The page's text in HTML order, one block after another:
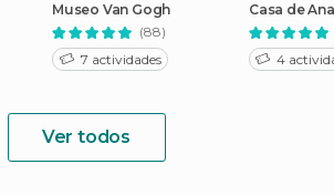
Museo Van Gogh
(88)
7 actividades
Casa de
4
Ver todos